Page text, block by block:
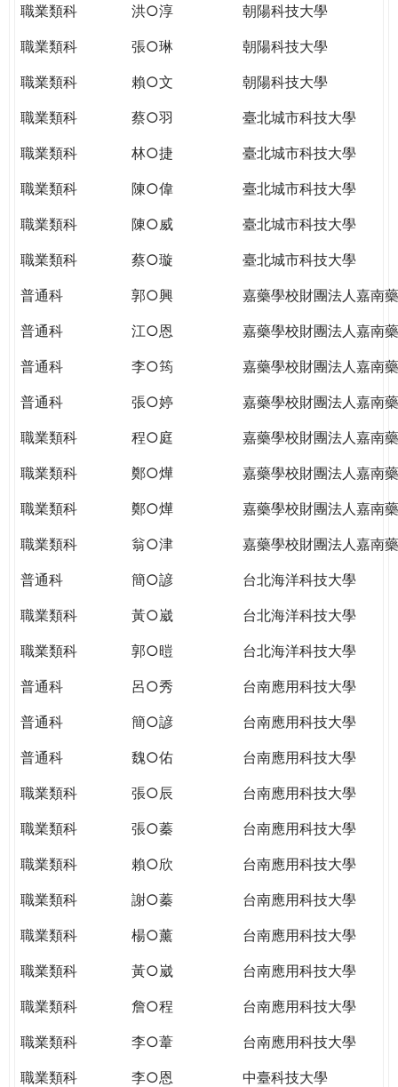
職業類科
洪○淳
朝陽科技大學
職業類科
張○琳
朝陽科技大學
職業類科
賴○文
朝陽科技大學
職業類科
蔡○羽
臺北城市科技大學
職業類科
林○捷
臺北城市科技大學
職業類科
陳○偉
臺北城市科技大學
職業類科
陳○威
臺北城市科技大學
職業類科
蔡○璇
臺北城市科技大學
普通科
郭○興
嘉藥學校財團法人嘉南
普通科
江○恩
嘉藥學校財團法人嘉南
普通科
李○筠
嘉藥學校財團法人嘉南
普通科
張○婷
嘉藥學校財團法人嘉南
職業類科
程○庭
嘉藥學校財團法人嘉南
職業類科
鄭○燁
嘉藥學校財團法人嘉南
職業類科
鄭○燁
嘉藥學校財團法人嘉南
職業類科
翁○津
嘉藥學校財團法人嘉南
普通科
簡○諺
台北海洋科技大學
職業類科
黃○崴
台北海洋科技大學
職業類科
郭○暟
台北海洋科技大學
普通科
呂○秀
台南應用科技大學
普通科
簡○諺
台南應用科技大學
普通科
魏○佑
台南應用科技大學
職業類科
張○辰
台南應用科技大學
職業類科
張○蓁
台南應用科技大學
職業類科
賴○欣
台南應用科技大學
職業類科
謝○蓁
台南應用科技大學
職業類科
楊○薰
台南應用科技大學
職業類科
黃○崴
台南應用科技大學
職業類科
詹○程
台南應用科技大學
職業類科
李○葦
台南應用科技大學
職業類科
李○恩
中臺科技大學